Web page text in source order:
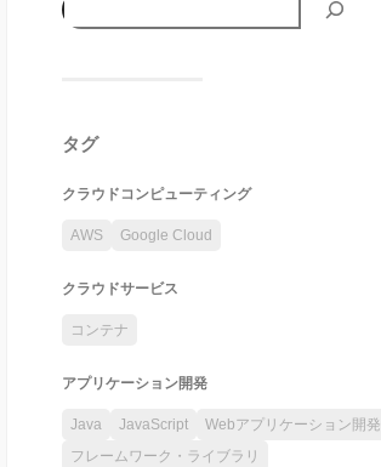
タグ
クラウドコンピューティング
AWS Google Cloud
クラウドサービス
コンテナ
アプリケーション開発
Java JavaScript
Webアプリケーション開発
フレームワーク・ライブラリ